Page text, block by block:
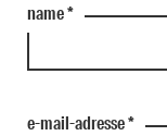
name*
e-mail-adresse*